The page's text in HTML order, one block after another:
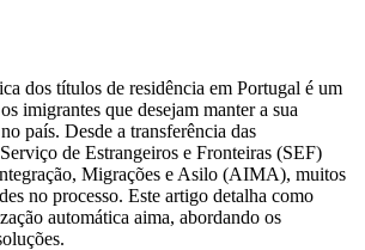
dos títulos de residência em Portugal é um
imigrantes que desejam manter a sua
país. Desde a transferência das
de Estrangeiros e Fronteiras (SEF)
Migrações e Asilo (AIMA), muitos
no processo. Este artigo detalha como
automática aima, abordando os